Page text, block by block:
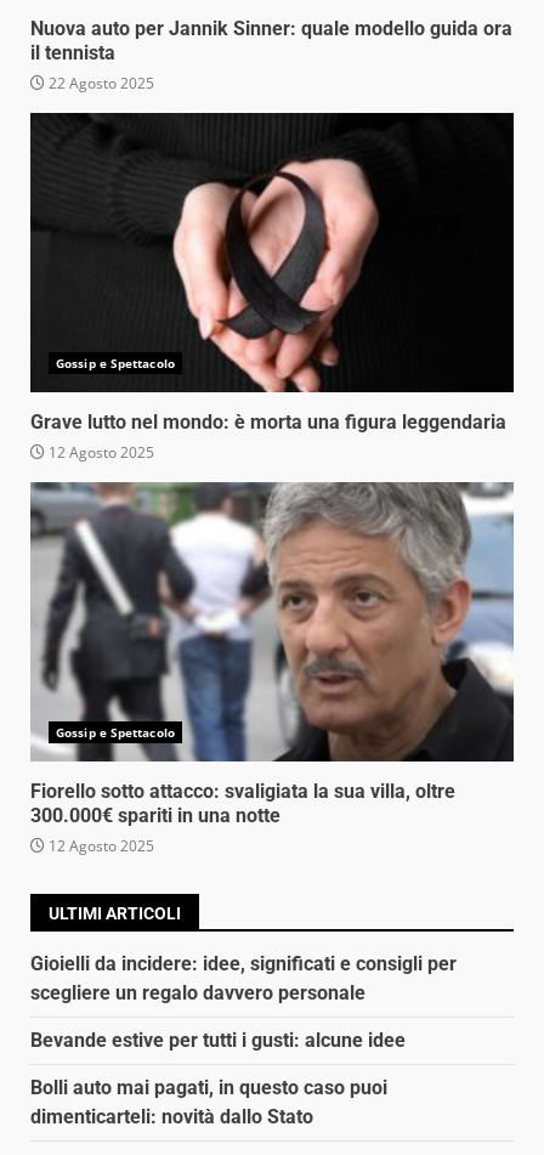
Nuova auto per Jannik Sinner: quale modello guida ora
il tennista
22 Agosto 2025
Gossip e Spettacolo
Grave lutto nel mondo: è morta una figura leggendaria
12 Agosto 2025
Gossip e Spettacolo
Fiorello sotto attacco: svaligiata la sua villa, oltre
300.000€ spariti in una notte
12 Agosto 2025
ULTIMI ARTICOLI
Gioielli da incidere: idee, significati e consigli per
scegliere un regalo davvero personale
Bevande estive per tutti i gusti: alcune idee
Bolli auto mai pagati, in questo caso puoi
dimenticarteli: novità dallo Stato